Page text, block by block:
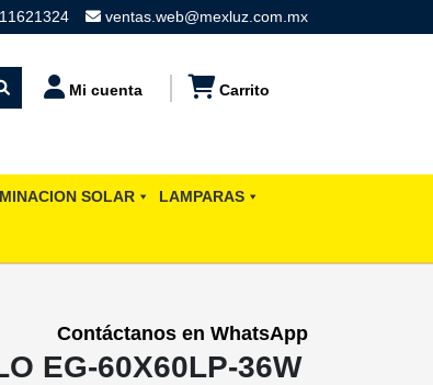
ventas.web@mexluz.com.mx
Mi cuenta Carrito
SOLAR LAMPARAS
Contáctanos en WhatsApp
EG-60X60LP-36W